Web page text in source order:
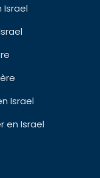
Israel
Israel
en Israel